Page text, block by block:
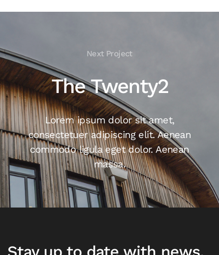
Next Project
The Twenty2
Lorem ipsum dolor sit amet,
consectetuer adipiscing elit. Aenean
commodo ligula eget dolor. Aenean
massa.